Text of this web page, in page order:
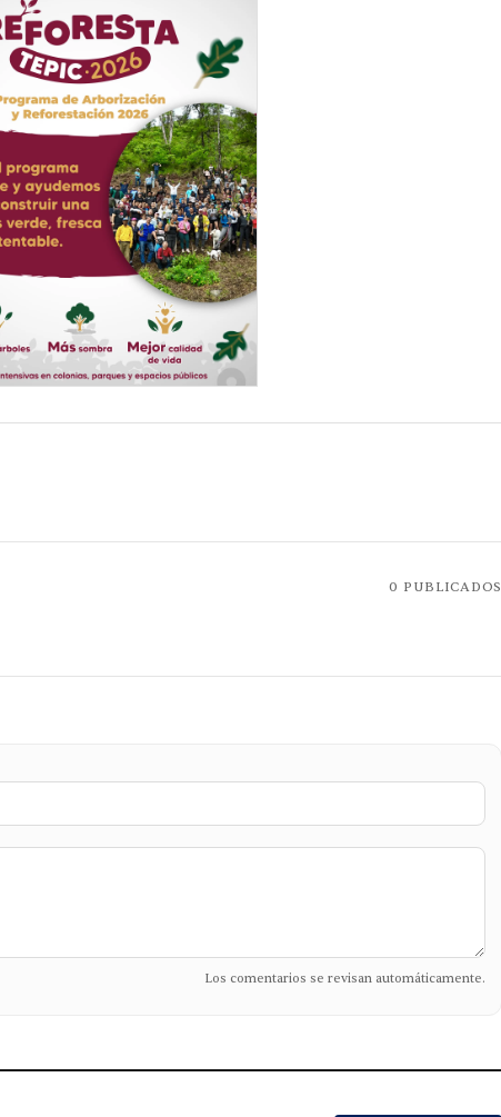
0 PUBLICADOS
Los comentarios se revisan automáticamente.